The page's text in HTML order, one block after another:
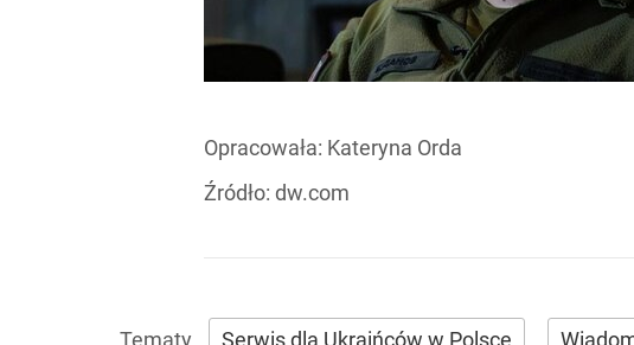
Opracowała: Kateryna Orda
Źródło: dw.com
Serwis dla Ukraińców w Polsce